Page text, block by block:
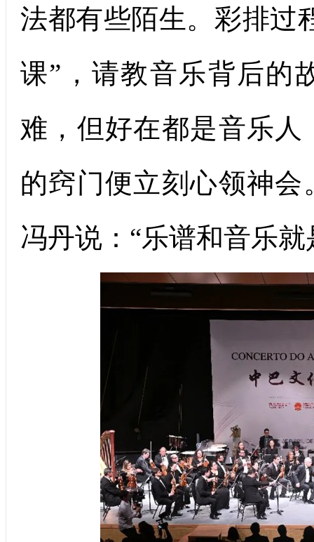
法都有些陌生。彩排过
课”，请教音乐背后的
难，但好在都是音乐
的窍门便立刻心领神
冯丹说：“乐谱和音乐